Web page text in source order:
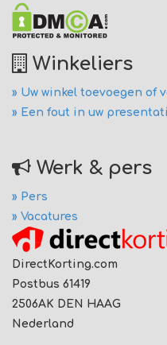
Winkeliers
» Uw winkel toevoegen of
» Een fout in uw
Werk & pers
» Pers
» Vacatures
DirectKorting.com
Postbus 61419
2506AK DEN HAAG
Nederland